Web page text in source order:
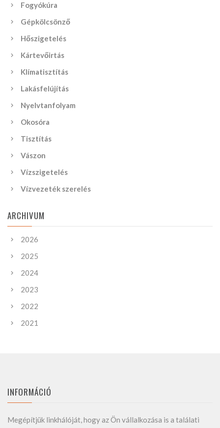
Fogyókúra
Gépkölcsönző
Hőszigetelés
Kártevőirtás
Klímatisztítás
Lakásfelújítás
Nyelvtanfolyam
Okosóra
Tisztítás
Vászon
Vízszigetelés
Vízvezeték szerelés
ARCHIVUM
2026
2025
2024
2023
2022
2021
INFORMÁCIÓ
Megépítjük linkhálóját, hogy az Ön vállalkozása is a találati